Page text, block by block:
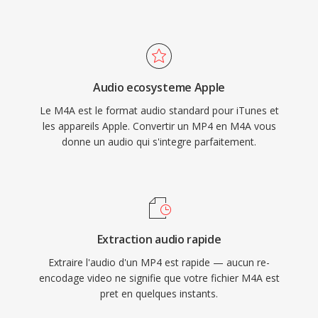
permet une distribution vidéo haute qualité à
dès tailles de fichier pratiques sûr les réseaux à
bande passante limitée et les appareils à
efficiency over older lossy codecs, rich
metadata through the MP4 atom structure
(artwork, chapters, lyrics), and dual-mode
flexibility serving both lossy and lossless
workflows.
Audio ecosysteme Apple
Le M4A est le format audio standard pour iTunes et
les appareils Apple. Convertir un MP4 en M4A vous
donne un audio qui s'integre parfaitement.
Extraction audio rapide
Extraire l'audio d'un MP4 est rapide — aucun re-
encodage video ne signifie que votre fichier M4A est
pret en quelques instants.